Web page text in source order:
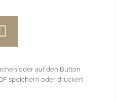
oder auf den Button
speichern oder drucken